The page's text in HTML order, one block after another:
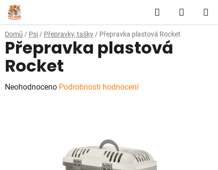
Přejít
na
obsah
Hledat
KOŠÍK
Domů / Psi / Přepravky, tašky / Přepravka plastová Rocket
Přepravka plastová
Rocket
Průměrné
Neohodnoceno Podrobnosti hodnocení